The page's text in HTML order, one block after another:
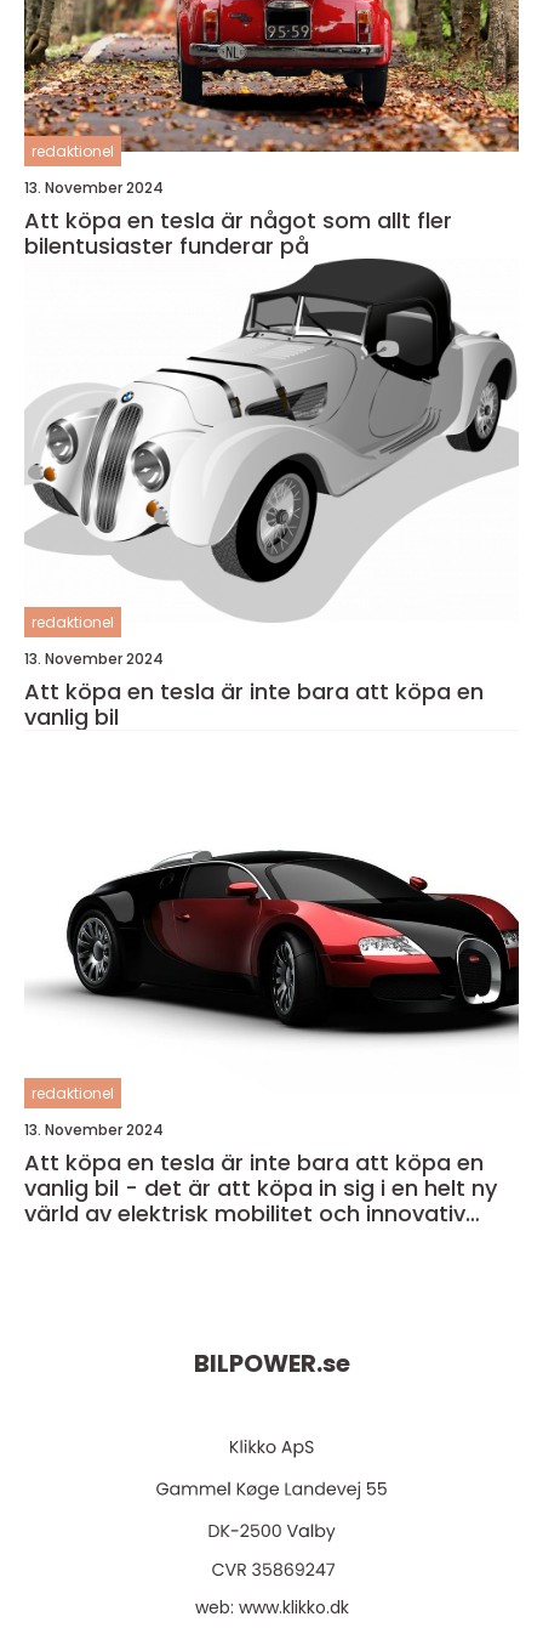
redaktionel
13. November 2024
Att köpa en tesla är något som allt fler
bilentusiaster funderar på
redaktionel
13. November 2024
Att köpa en tesla är inte bara att köpa en
vanlig bil
redaktionel
13. November 2024
Att köpa en tesla är inte bara att köpa en
vanlig bil - det är att köpa in sig i en helt ny
värld av elektrisk mobilitet och innovativ
BILPOWER.se
web: www.klikko.dk